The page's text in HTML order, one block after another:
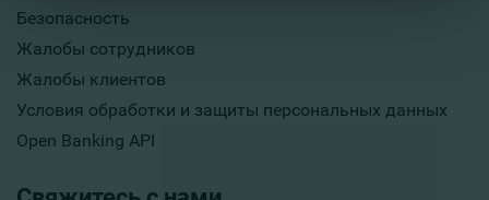
Безопасность
Жалобы сотрудников
Жалобы клиентов
Условия обработки и защиты персональных данных
Open Banking API